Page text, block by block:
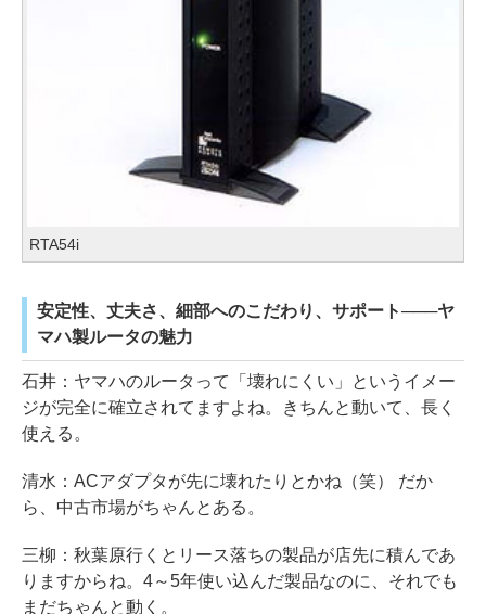
RTA54i
安定性、丈夫さ、細部へのこだわり、サポート───ヤ
マハ製ルータの魅力
石井：ヤマハのルータって「壊れにくい」というイメー
ジが完全に確立されてますよね。きちんと動いて、長く
使える。
清水：ACアダプタが先に壊れたりとかね（笑） だか
ら、中古市場がちゃんとある。
三柳：秋葉原行くとリース落ちの製品が店先に積んであ
りますからね。4～5年使い込んだ製品なのに、それでも
まだちゃんと動く。